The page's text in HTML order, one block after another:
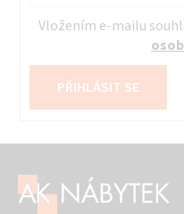
Vložením e-mailu
PŘIHLÁSIT SE